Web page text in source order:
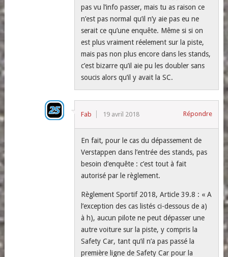
pas vu l’info passer, mais tu as raison ce
n’est pas normal qu’il n’y aie pas eu ne
serait ce qu’une enquête. Même si si on
est plus vraiment réelement sur la piste,
mais pas non plus encore dans les stands,
c’est bizarre qu’il aie pu les doubler sans
soucis alors qu’il y avait la SC.
Fab 19 avril 2018 Répondre
En fait, pour le cas du dépassement de
Verstappen dans l’entrée des stands, pas
besoin d’enquête : c’est tout à fait
autorisé par le règlement.
Règlement Sportif 2018, Article 39.8 : « A
l’exception des cas listés ci-dessous de a)
à h), aucun pilote ne peut dépasser une
autre voiture sur la piste, y compris la
Safety Car, tant qu’il n’a pas passé la
première ligne de Safety Car pour la